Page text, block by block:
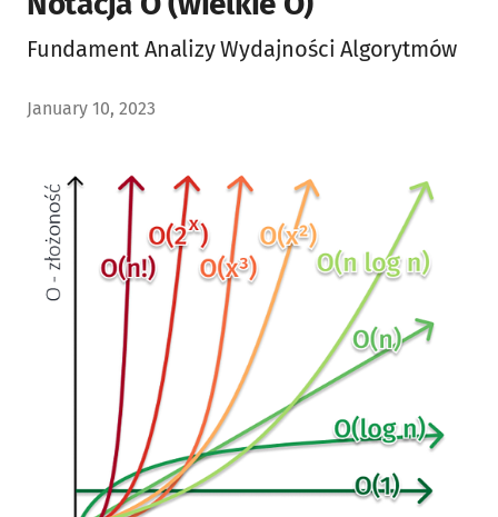
Fundament Analizy Wydajności Algorytmów
January 10, 2023